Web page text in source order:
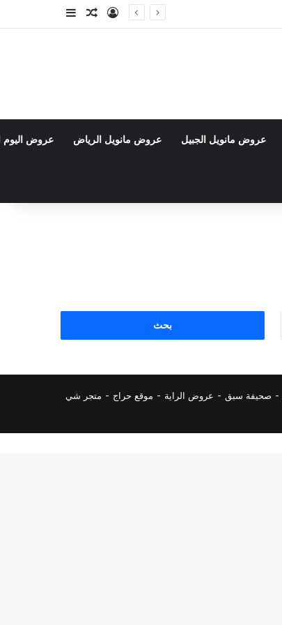
تسجيل الدخول
مقال عشوائي
إضافة عمود
عروض مانويل الجبيل عروض مانويل الرياض عروض اليوم
- صحيفة سبق - عروض الراية - موقع حراج - متجر شي